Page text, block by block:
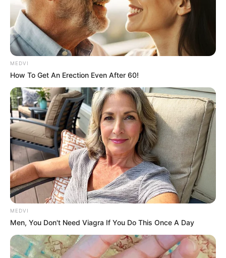
MEDVI
How To Get An Erection Even After 60!
MEDVI
Men, You Don't Need Viagra If You Do This Once A Day